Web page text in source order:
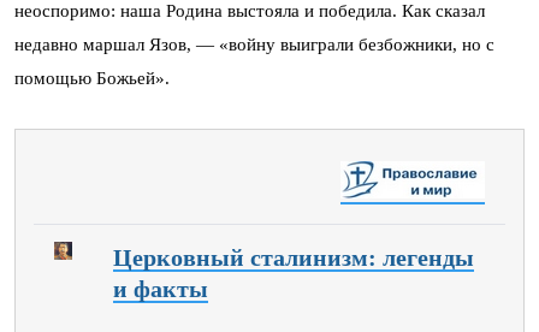
неоспоримо: наша Родина выстояла и победила. Как сказал
недавно маршал Язов, — «войну выиграли безбожники, но с
помощью Божьей».
Церковный сталинизм: легенды
и факты